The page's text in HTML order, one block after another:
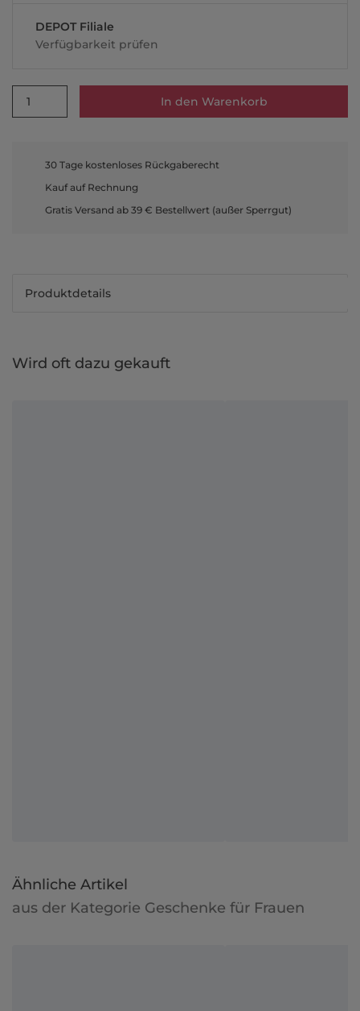
DEPOT Filiale
Verfügbarkeit prüfen
1 In den Warenkorb
30 Tage kostenloses Rückgaberecht
Kauf auf Rechnung
Gratis Versand ab 39 € Bestellwert (außer Sperrgut)
Produktdetails
Wird oft dazu gekauft
Ähnliche Artikel
aus der Kategorie Geschenke für Frauen